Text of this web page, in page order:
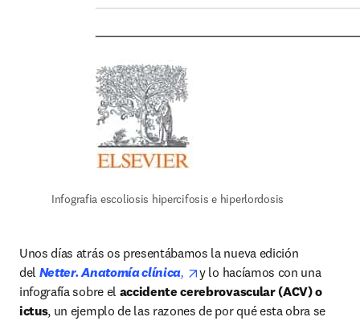
Infografia escoliosis hipercifosis e hiperlordosis
Unos días atrás os presentábamos la nueva edición
del Netter. Anatomía clínica, opens in new tab/window
y lo hacíamos con una
infografía sobre el accidente cerebrovascular (ACV) o
ictus, un ejemplo de las razones de por qué esta obra se